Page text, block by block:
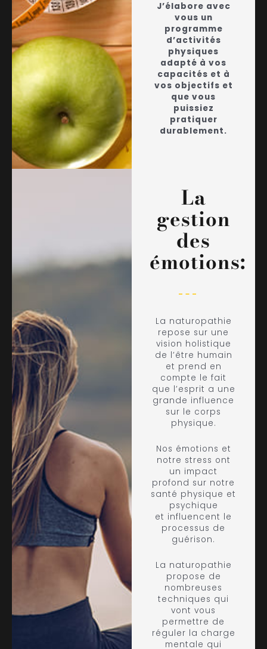
J’élabore avec
vous un
programme
d’activités
physiques
adapté à vos
capacités et à
vos objectifs et
que vous
puissiez
pratiquer
durablement.
La
gestion
des
émotions:
La naturopathie
repose sur une
vision holistique
de l’être humain
et prend en
compte le fait
que l’esprit a une
grande influence
sur le corps
physique.
Nos émotions et
notre stress ont
un impact
profond sur notre
santé physique et
psychique
et influencent le
processus de
guérison.
La naturopathie
propose de
nombreuses
techniques qui
vont vous
permettre de
réguler la charge
mentale qui